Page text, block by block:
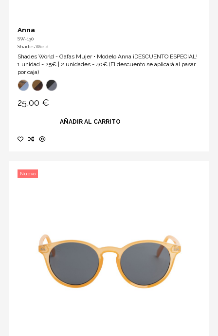
Anna
SW-130
Shades World
Shades World - Gafas Mujer • Modelo Anna ¡DESCUENTO ESPECIAL!
1 unidad = 25€ | 2 unidades = 40€ (El descuento se aplicará al pasar
por caja)
25,00 €
AÑADIR AL CARRITO
Nuevo